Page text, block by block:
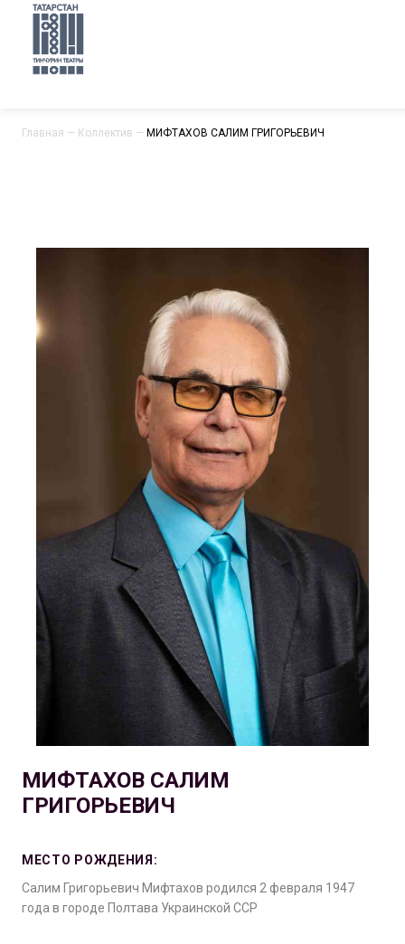
Главная — Коллектив — МИФТАХОВ САЛИМ ГРИГОРЬЕВИЧ
МИФТАХОВ САЛИМ
ГРИГОРЬЕВИЧ
МЕСТО РОЖДЕНИЯ:
Салим Григорьевич Мифтахов родился 2 февраля 1947
года в городе Полтава Украинской ССР